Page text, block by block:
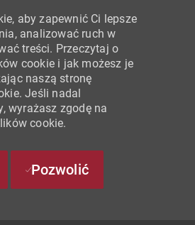
aby zapewnić Ci lepsze
analizować ruch w
treści. Przeczytaj o
cookie i jak możesz je
naszą stronę
Jeśli nadal
wyrażasz zgodę na
cookie.
Pozwolić